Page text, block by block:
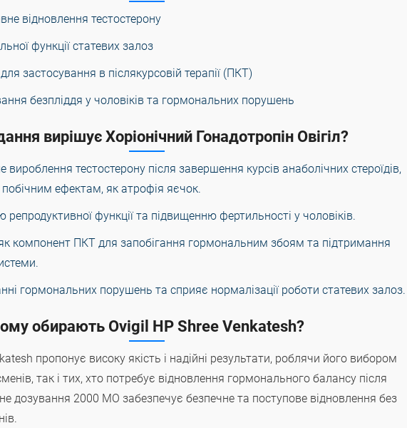
відновлення тестостерону
функції статевих залоз
застосування в післякурсовій терапії (ПКТ)
безпліддя у чоловіків та гормональних порушень
вирішує Хоріонічний Гонадотропін Овігіл?
тестостерону після завершення курсів анаболічних стероїдів,
ефектам, як атрофія яєчок.
функції та підвищенню фертильності у чоловіків.
компонент ПКТ для запобігання гормональним збоям та підтримання
гормональних порушень та сприяє нормалізації роботи статевих залоз.
обирають Ovigil HP Shree Venkatesh?
пропонує високу якість і надійні результати, роблячи його вибором
так і тих, хто потребує відновлення гормонального балансу після
дозування 2000 МО забезпечує безпечне та поступове відновлення без